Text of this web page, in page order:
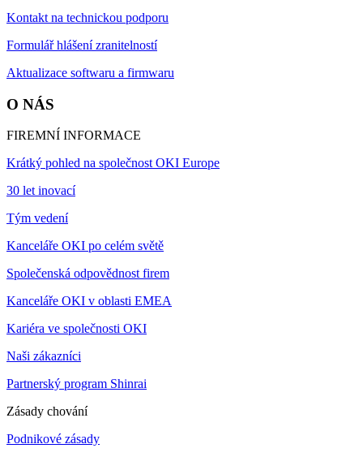
Kontakt na technickou podporu
Formulář hlášení zranitelností
Aktualizace softwaru a firmwaru
O NÁS
FIREMNÍ INFORMACE
Krátký pohled na společnost OKI Europe
30 let inovací
Tým vedení
Kanceláře OKI po celém světě
Společenská odpovědnost firem
Kanceláře OKI v oblasti EMEA
Kariéra ve společnosti OKI
Naši zákazníci
Partnerský program Shinrai
Zásady chování
Podnikové zásady